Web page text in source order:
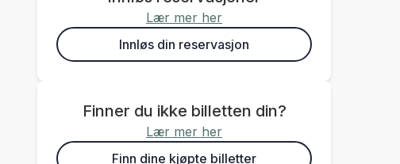
Lær mer her
Innløs din reservasjon
Finner du ikke billetten din?
Lær mer her
Finn dine kjøpte billetter